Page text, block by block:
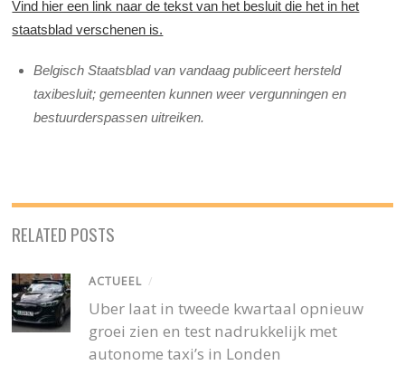
Vind hier een link naar de tekst van het besluit die het in het
staatsblad verschenen is.
Belgisch Staatsblad van vandaag publiceert hersteld
taxibesluit; gemeenten kunnen weer vergunningen en
bestuurderspassen uitreiken.
RELATED POSTS
ACTUEEL /
Uber laat in tweede kwartaal opnieuw
groei zien en test nadrukkelijk met
autonome taxi’s in Londen